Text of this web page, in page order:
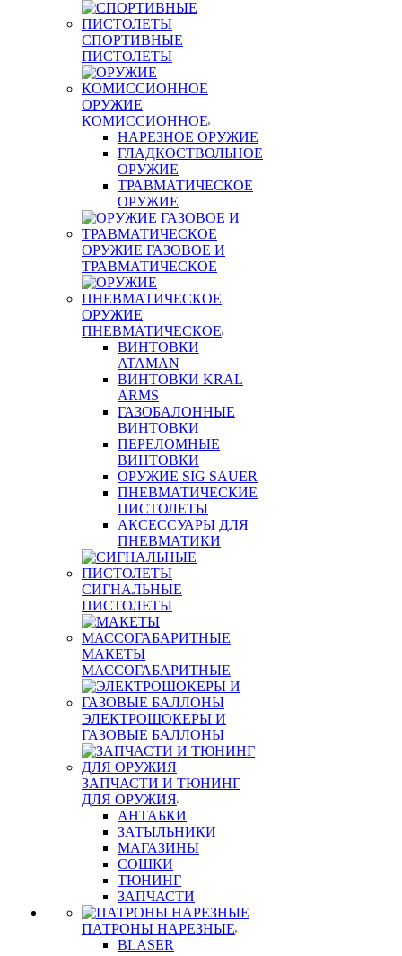
СПОРТИВНЫЕ
ПИСТОЛЕТЫ
ОРУЖИЕ
КОМИССИОННОЕ
НАРЕЗНОЕ ОРУЖИЕ
ГЛАДКОСТВОЛЬНОЕ
ОРУЖИЕ
ТРАВМАТИЧЕСКОЕ
ОРУЖИЕ
ОРУЖИЕ ГАЗОВОЕ И
ТРАВМАТИЧЕСКОЕ
ОРУЖИЕ
ПНЕВМАТИЧЕСКОЕ
ВИНТОВКИ
ATAMAN
ВИНТОВКИ KRAL
ARMS
ГАЗОБАЛОННЫЕ
ВИНТОВКИ
ПЕРЕЛОМНЫЕ
ВИНТОВКИ
ОРУЖИЕ SIG SAUER
ПНЕВМАТИЧЕСКИЕ
ПИСТОЛЕТЫ
АКСЕССУАРЫ ДЛЯ
ПНЕВМАТИКИ
СИГНАЛЬНЫЕ
ПИСТОЛЕТЫ
МАКЕТЫ
МАССОГАБАРИТНЫЕ
ЭЛЕКТРОШОКЕРЫ И
ГАЗОВЫЕ БАЛЛОНЫ
ЗАПЧАСТИ И ТЮНИНГ
ДЛЯ ОРУЖИЯ
АНТАБКИ
ЗАТЫЛЬНИКИ
МАГАЗИНЫ
СОШКИ
ТЮНИНГ
ЗАПЧАСТИ
ПАТРОНЫ НАРЕЗНЫЕ
BLASER